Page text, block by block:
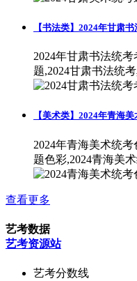
【书法类】2024年甘肃
2024年甘肃书法统
题,2024甘肃书法统考
【美术类】2024年青海
2024年青海美术统
题色彩,2024青海美
查看更多
艺考数据
艺考资源站
艺考分数线